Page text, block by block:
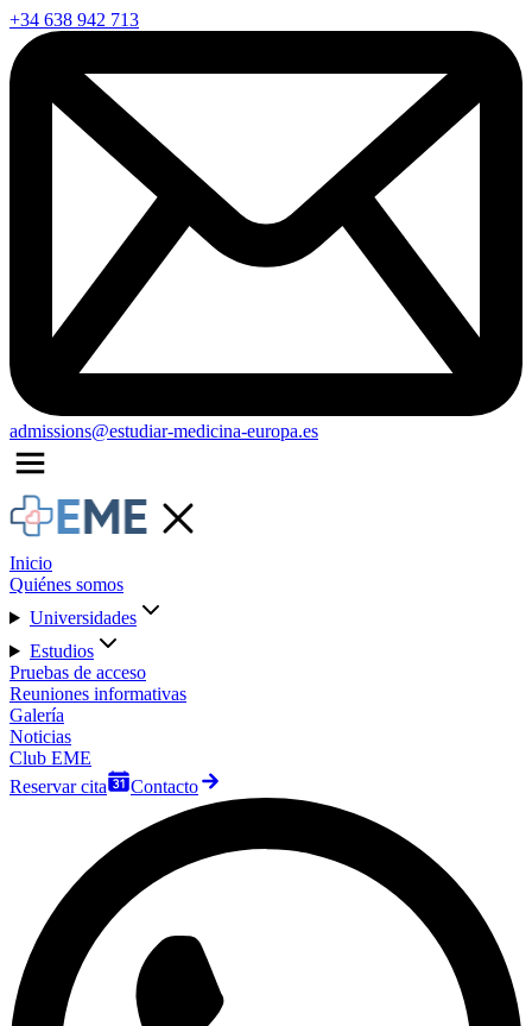
+34 638 942 713
admissions@estudiar-medicina-europa.es
Inicio
Quiénes somos
Universidades
Estudios
Pruebas de acceso
Reuniones informativas
Galería
Noticias
Club EME
Reservar cita
Contacto